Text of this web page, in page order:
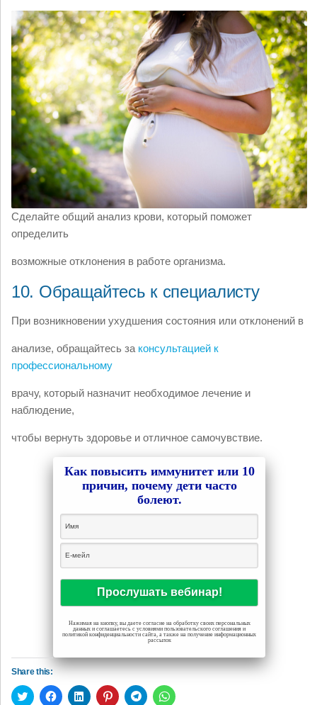
Сделайте общий анализ крови, который поможет
определить
возможные отклонения в работе организма.
10. Обращайтесь к специалисту
При возникновении ухудшения состояния или отклонений в
анализе, обращайтесь за консультацией к
профессиональному
врачу, который назначит необходимое лечение и
наблюдение,
чтобы вернуть здоровье и отличное самочувствие.
Как повысить иммунитет или 10
причин, почему дети часто
болеют.
Нажимая на кнопку, вы даете согласие на обработку своих персональных
данных и соглашаетесь с условиями пользовательского соглашения и
политикой конфиденциальности сайта, а также на получение информационных
рассылок
Share this:
Нажмите,Нажмите,Нажмите,Нажмите,Нажмите,Нажмите,